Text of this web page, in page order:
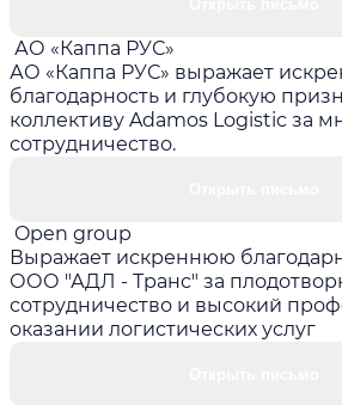
АО «Каппа РУС»
АО «Каппа РУС» выражает
благодарность и глубокую
коллективу Adamos Logistic за
сотрудничество.
Open group
Выражает искреннюю
ООО "АДЛ - Транс" за
сотрудничество и высокий
оказании логистических услуг